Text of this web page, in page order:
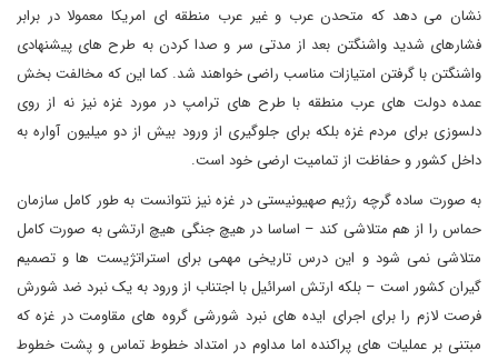
نشان می دهد که متحدن عرب و غیر عرب منطقه ای امریکا معمولا در برابر
فشارهای شدید واشنگتن بعد از مدتی سر و صدا کردن به طرح های پیشنهادی
واشنگتن با گرفتن امتیازات مناسب راضی خواهند شد. کما این که مخالفت بخش
عمده دولت های عرب منطقه با طرح های ترامپ در مورد غزه نیز نه از روی
دلسوزی برای مردم غزه بلکه برای جلوگیری از ورود بیش از دو میلیون آواره به
داخل کشور و حفاظت از تمامیت ارضی خود است.
به صورت ساده گرچه رژیم صهیونیستی در غزه نیز نتوانست به طور کامل سازمان
حماس را از هم متلاشی کند – اساسا در هیچ جنگی هیچ ارتشی به صورت کامل
متلاشی نمی شود و این درس تاریخی مهمی برای استراتژیست ها و تصمیم
گیران کشور است – بلکه ارتش اسرائیل با اجتناب از ورود به یک نبرد ضد شورش
فرصت لازم را برای اجرای ایده های نبرد شورشی گروه های مقاومت در غزه که
مبتنی بر عملیات های پراکنده اما مداوم در امتداد خطوط تماس و پشت خطوط